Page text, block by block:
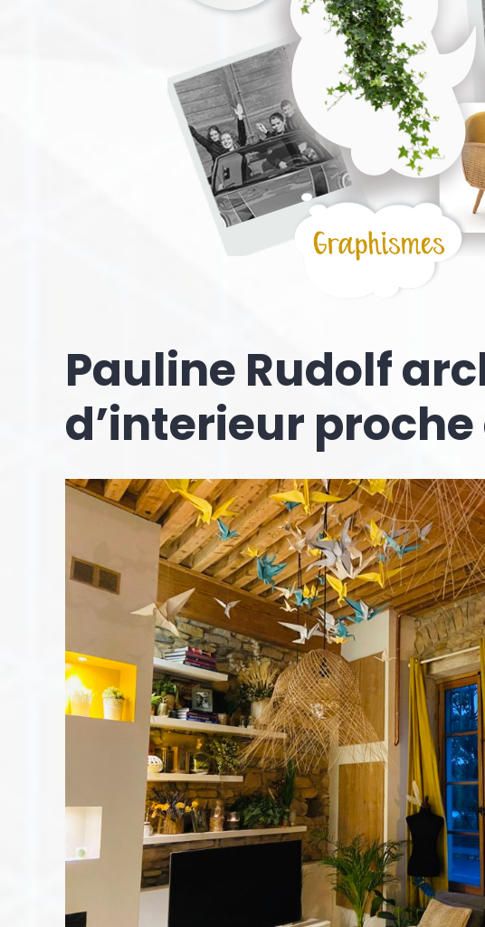
Pauline Rudolf
d’interieur proche